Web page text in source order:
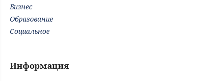
Бизнес
Образование
Социальное
Информация